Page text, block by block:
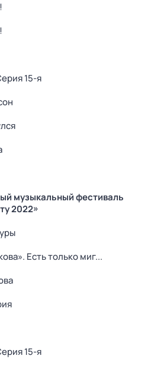
15-я
музыкальный фестиваль
2022»
Есть только миг...
15-я